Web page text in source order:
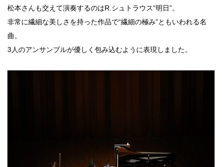
松本さんも交えて演奏するのはR.シュトラウス“明日”。
非常に繊細な美しさを持った作品で“繊細の極み”ともいわれる名
曲。
3人のアンサンブルが優しく包み込むように表現しました。